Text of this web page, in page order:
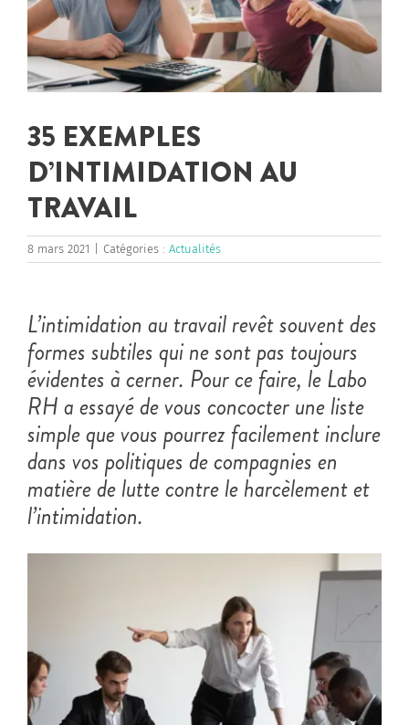
35 EXEMPLES
D’INTIMIDATION AU
TRAVAIL
8 mars 2021 Catégories : Actualités
L’intimidation au travail revêt souvent des
formes subtiles qui ne sont pas toujours
évidentes à cerner. Pour ce faire, le Labo
RH a essayé de vous concocter une liste
simple que vous pourrez facilement inclure
dans vos politiques de compagnies en
matière de lutte contre le harcèlement et
l’intimidation.